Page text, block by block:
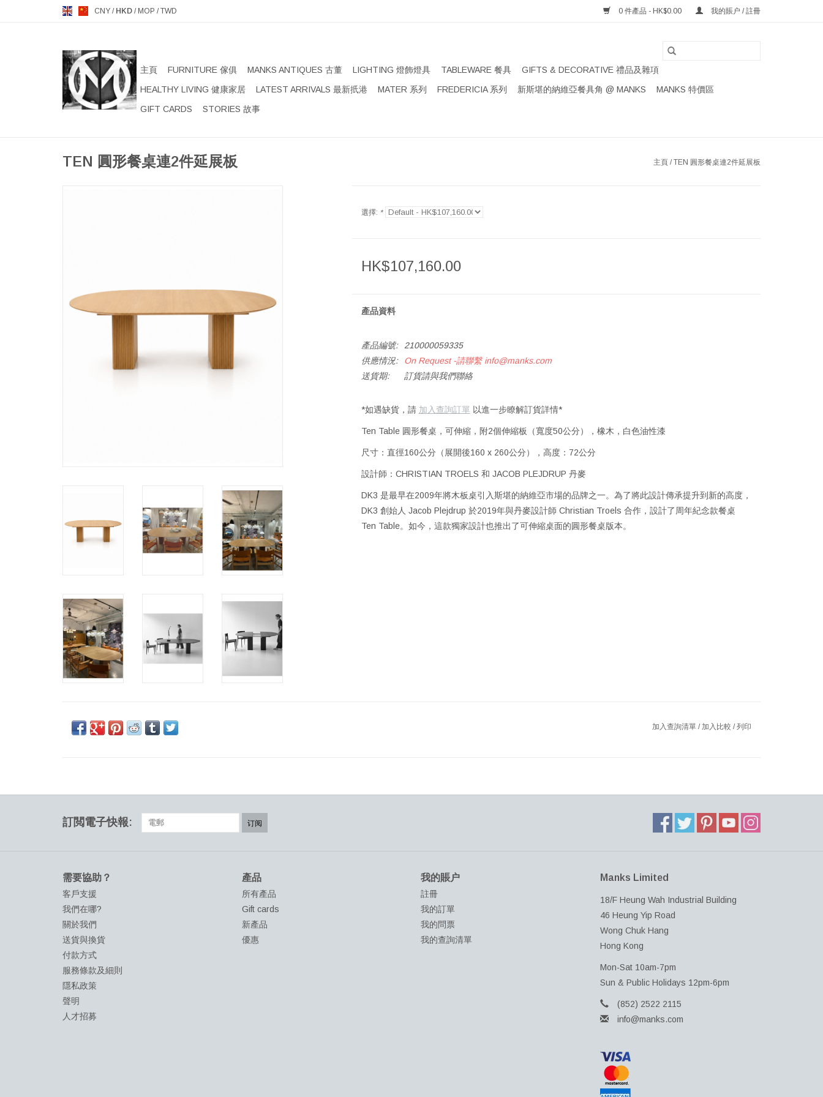
CNY / HKD / MOP /TWD 0 件產品 - HK$0.00 我的賬户 / 註冊
主頁 FURNITURE 傢俱 MANKS ANTIQUES 古董 LIGHTING 燈飾燈具 TABLEWARE 餐具
GIFTS & DECORATIVE 禮品及雜項
HEALTHY LIVING 健康家居
LATEST ARRIVALS 最新扺港 MATER 系列 FREDERICIA 系列 新斯堪的納維亞餐具角 @ MANKS
MANKS 特價區
GIFT CARDS
STORIES 故事
TEN 圓形餐桌連2件延展板 主頁 /TEN 圓形餐桌連2件延展板
選擇: *
HK$107,160.00
產品資料
產品編號:
210000059335
供應情況:
On Request -請聯繫info@manks.com
送貨期:
訂貨請與我們聯絡
*如遇缺貨，請 加入查詢訂單 以進一步瞭解訂貨詳情*
Ten Table 圓形餐桌，可伸縮，附2個伸縮板（寬度50公分），橡木，白色油性漆
尺寸：直徑160公分（展開後160 x 260公分），高度：72公分
設計師：CHRISTIAN TROELS 和 JACOB PLEJDRUP 丹麥
DK3 是最早在2009年將木板桌引入斯堪的納維亞市場的品牌之一。為了將此設計傳承提升到新的高度，
DK3 創始人 Jacob Plejdrup 於2019年與丹麥設計師 Christian Troels 合作，設計了周年紀念款餐桌
Ten Table。如今，這款獨家設計也推出了可伸縮桌面的圓形餐桌版本。
加入查詢清單 / 加入比較 /列印
訂閲電子快報: 订阅
需要協助？
客戶支援
我們在哪?
關於我們
送貨與換貨
付款方式
服務條款及細則
隱私政策
聲明
人才招募
產品
所有產品
Gift cards
新產品
優惠
我的賬户
註冊
我的訂單
我的問票
我的查詢清單
Manks Limited
18/F Heung Wah Industrial Building
46 Heung Yip Road
Wong Chuk Hang
Hong Kong
Mon-Sat 10am-7pm
Sun & Public Holidays 12pm-6pm
(852) 2522 2115
info@manks.com